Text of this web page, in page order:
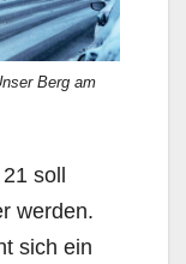
Berg am
soll
werden.
sich ein